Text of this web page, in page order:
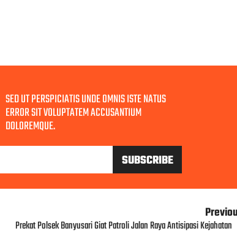
SED UT PERSPICIATIS UNDE OMNIS ISTE NATUS
ERROR SIT VOLUPTATEM ACCUSANTIUM
DOLOREMQUE.
Prekat Polsek Banyusari Giat Patroli Jalan Raya Antisipasi Kejahatan